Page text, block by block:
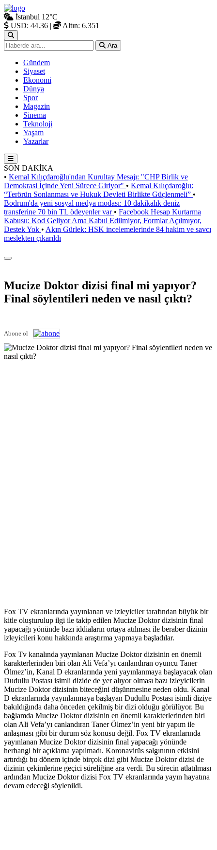
İstanbul 12°C
USD: 44.36 | Altın: 6.351
Ara
Gündem
Siyaset
Ekonomi
Dünya
Spor
Magazin
Sinema
Teknoloji
Yaşam
Yazarlar
SON DAKİKA
• Kemal Kılıçdaroğlu'ndan Kurultay Mesajı: "CHP Birlik ve
Demokrasi İçinde Yeni Sürece Giriyor" • Kemal Kılıçdaroğlu:
“Terörün Sonlanması ve Hukuk Devleti Birlikte Güçlenmeli” •
Bodrum'da yeni sosyal medya modası: 10 dakikalık deniz
transferine 70 bin TL ödeyenler var • Facebook Hesap Kurtarma
Kabusu: Kod Geliyor Ama Kabul Edilmiyor, Formlar Açılmıyor,
Destek Yok • Akın Gürlek: HSK incelemelerinde 84 hakim ve savcı
meslekten çıkarıldı
Mucize Doktor dizisi final mi yapıyor?
Final söylentileri neden ve nasıl çıktı?
Abone ol
Fox TV ekranlarında yayınlanan ve izleyiciler tarafından büyük bir
kitle oluşturulup ilgi ile takip edilen Mucize Doktor dizisinin final
yapacağı yönünde bazı iddiaların ortaya atılması ile beraber dizinin
izleyicileri konu hakkında araştırma yapmaya başladılar.
Fox Tv kanalında yayınlanan Mucize Doktor dizisinin en önemli
karakterlerinden biri olan Ali Vefa’yı canlandıran oyuncu Taner
Ölmez’in, Kanal D ekranlarında yeni yayınlanmaya başlayacak olan
Dudullu Postası isimli dizide de yer alıyor olması bazı izleyicilerin
Mucize Doktor dizisinin biteceğini düşünmesine neden oldu. Kanal
D ekranlarında yayınlanmaya başlayan Dudullu Postası isimli diziye
bakıldığında daha önceden çekilmiş bir dizi olduğu görülüyor. Bu
bağlamda Mucize Doktor dizisinin en önemli karakterlerinden biri
olan Ali Vefa’yı canlandıran Taner Ölmez’in yeni bir yapım ile
anlaşması gibi bir durum söz konusu değil. Fox TV ekranlarında
yayınlanan Mucize Doktor dizisinin final yapacağı yönünde
herhangi bir açıklama yapılmadı. Koronavirüs salgınının etkisini
artırdığı bu dönem içinde birçok dizi gibi Mucize Doktor dizisi de
dizinin çekimlerine geçici süreliğine ara verdi. Bu sürecin atlatılması
ardından Mucize Doktor dizisi Fox TV ekranlarında yayın hayatına
devam edeceği söylenildi.